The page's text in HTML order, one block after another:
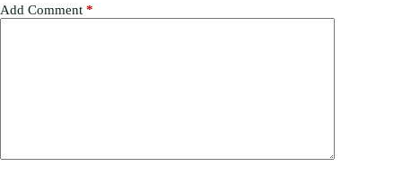
Add Comment *